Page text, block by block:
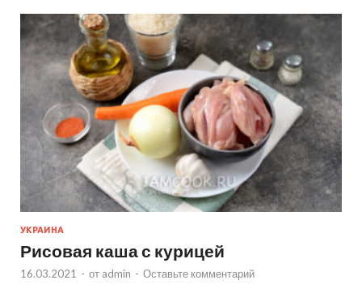
УКРАИНА
Рисовая каша с курицей
16.03.2021 - от admin - Оставьте комментарий